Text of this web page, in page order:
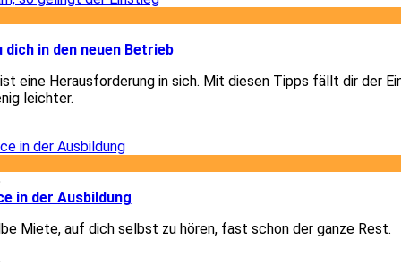
in den neuen Betrieb
eine Herausforderung in sich. Mit diesen Tipps fällt dir der
leichter.
in der Ausbildung
Miete, auf dich selbst zu hören, fast schon der ganze Rest.